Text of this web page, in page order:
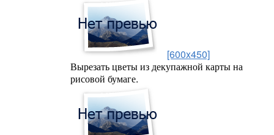
[600x450]
Вырезать цветы из декупажной карты на
рисовой бумаге.